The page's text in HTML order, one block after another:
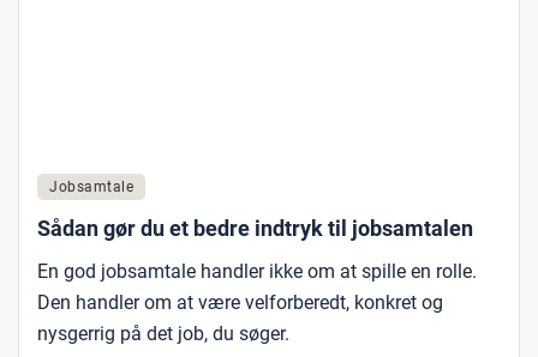
Jobsamtale
Sådan gør du et bedre indtryk til jobsamtalen
En god jobsamtale handler ikke om at spille en rolle.
Den handler om at være velforberedt, konkret og
nysgerrig på det job, du søger.